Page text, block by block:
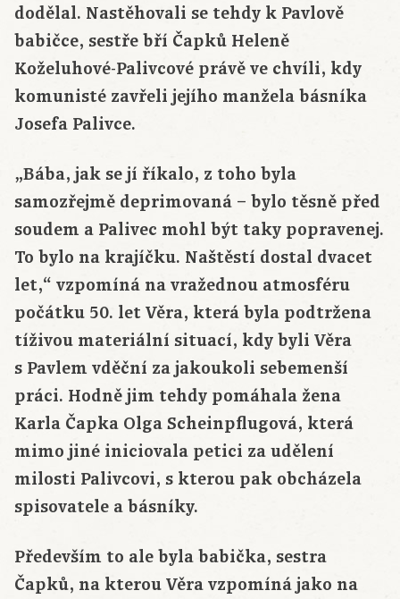
dodělal. Nastěhovali se tehdy k Pavlově
babičce, sestře bří Čapků Heleně
Koželuhové-Palivcové právě ve chvíli, kdy
komunisté zavřeli jejího manžela básníka
Josefa Palivce.
„Bába, jak se jí říkalo, z toho byla
samozřejmě deprimovaná – bylo těsně před
soudem a Palivec mohl být taky popravenej.
To bylo na krajíčku. Naštěstí dostal dvacet
let,“ vzpomíná na vražednou atmosféru
počátku 50. let Věra, která byla podtržena
tíživou materiální situací, kdy byli Věra
s Pavlem vděční za jakoukoli sebemenší
práci. Hodně jim tehdy pomáhala žena
Karla Čapka Olga Scheinpflugová, která
mimo jiné iniciovala petici za udělení
milosti Palivcovi, s kterou pak obcházela
spisovatele a básníky.
Především to ale byla babička, sestra
Čapků, na kterou Věra vzpomíná jako na